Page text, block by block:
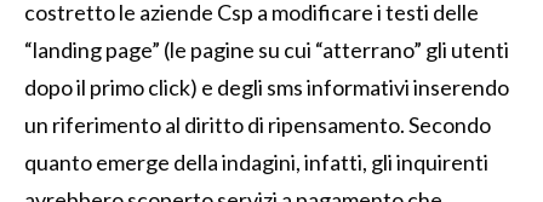
costretto le aziende Csp a modificare i testi delle
“landing page” (le pagine su cui “atterrano” gli utenti
dopo il primo click) e degli sms informativi inserendo
un riferimento al diritto di ripensamento. Secondo
quanto emerge della indagini, infatti, gli inquirenti